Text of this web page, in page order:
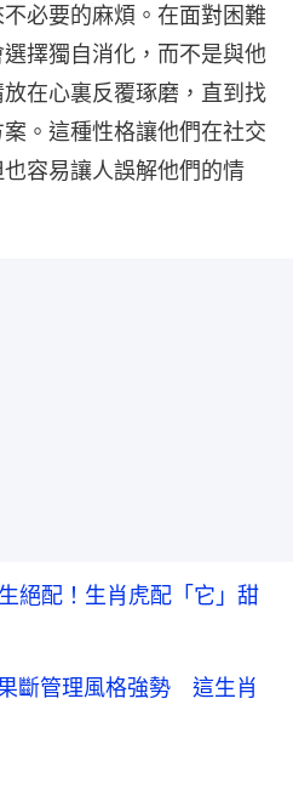
必要的麻煩。在面對困難
擇獨自消化，而不是與他
在心裏反覆琢磨，直到找
。這種性格讓他們在社交
容易讓人誤解他們的情
絕配！生肖虎配「它」甜
斷管理風格強勢 這生肖